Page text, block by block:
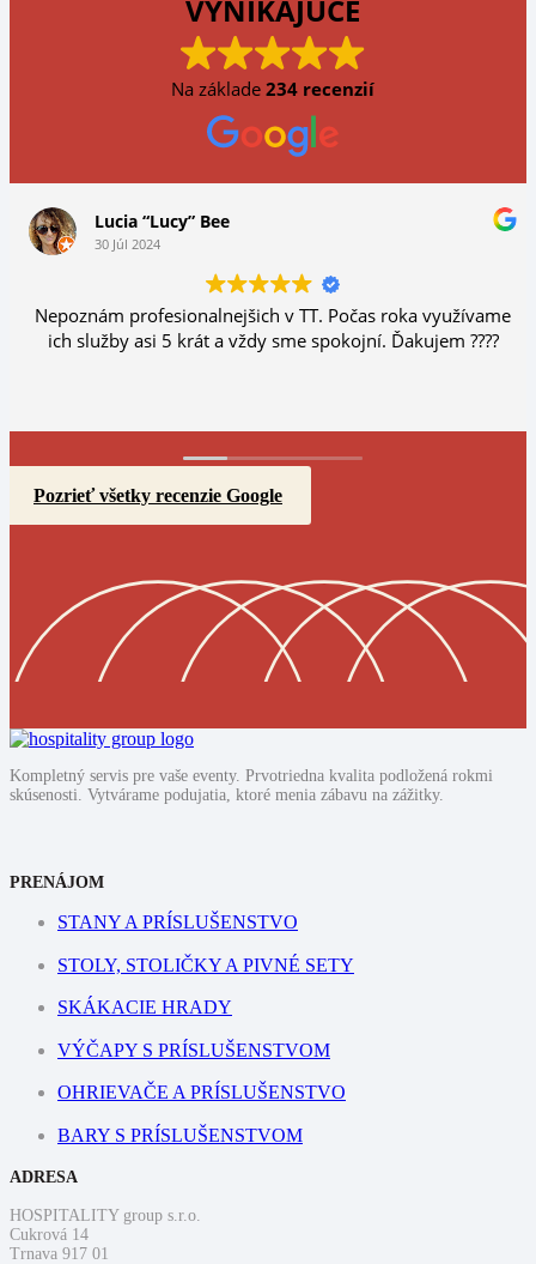
VYNIKAJÚCE
Na základe 234 recenzií
Lucia “Lucy” Bee
30 Júl 2024
Nepoznám profesionalnejšich v TT. Počas roka využívame
ich služby asi 5 krát a vždy sme spokojní. Ďakujem ????
Pozrieť všetky recenzie Google
Kompletný servis pre vaše eventy. Prvotriedna kvalita podložená rokmi
skúsenosti. Vytvárame podujatia, ktoré menia zábavu na zážitky.
PRENÁJOM
STANY A PRÍSLUŠENSTVO
STOLY, STOLIČKY A PIVNÉ SETY
SKÁKACIE HRADY
VÝČAPY S PRÍSLUŠENSTVOM
OHRIEVAČE A PRÍSLUŠENSTVO
BARY S PRÍSLUŠENSTVOM
ADRESA
HOSPITALITY group s.r.o.
Cukrová 14
Trnava 917 01